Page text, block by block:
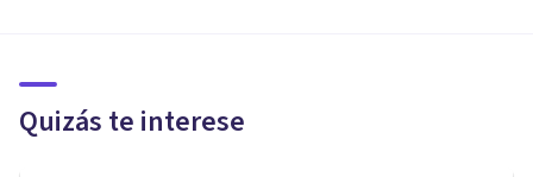
Quizás te interese